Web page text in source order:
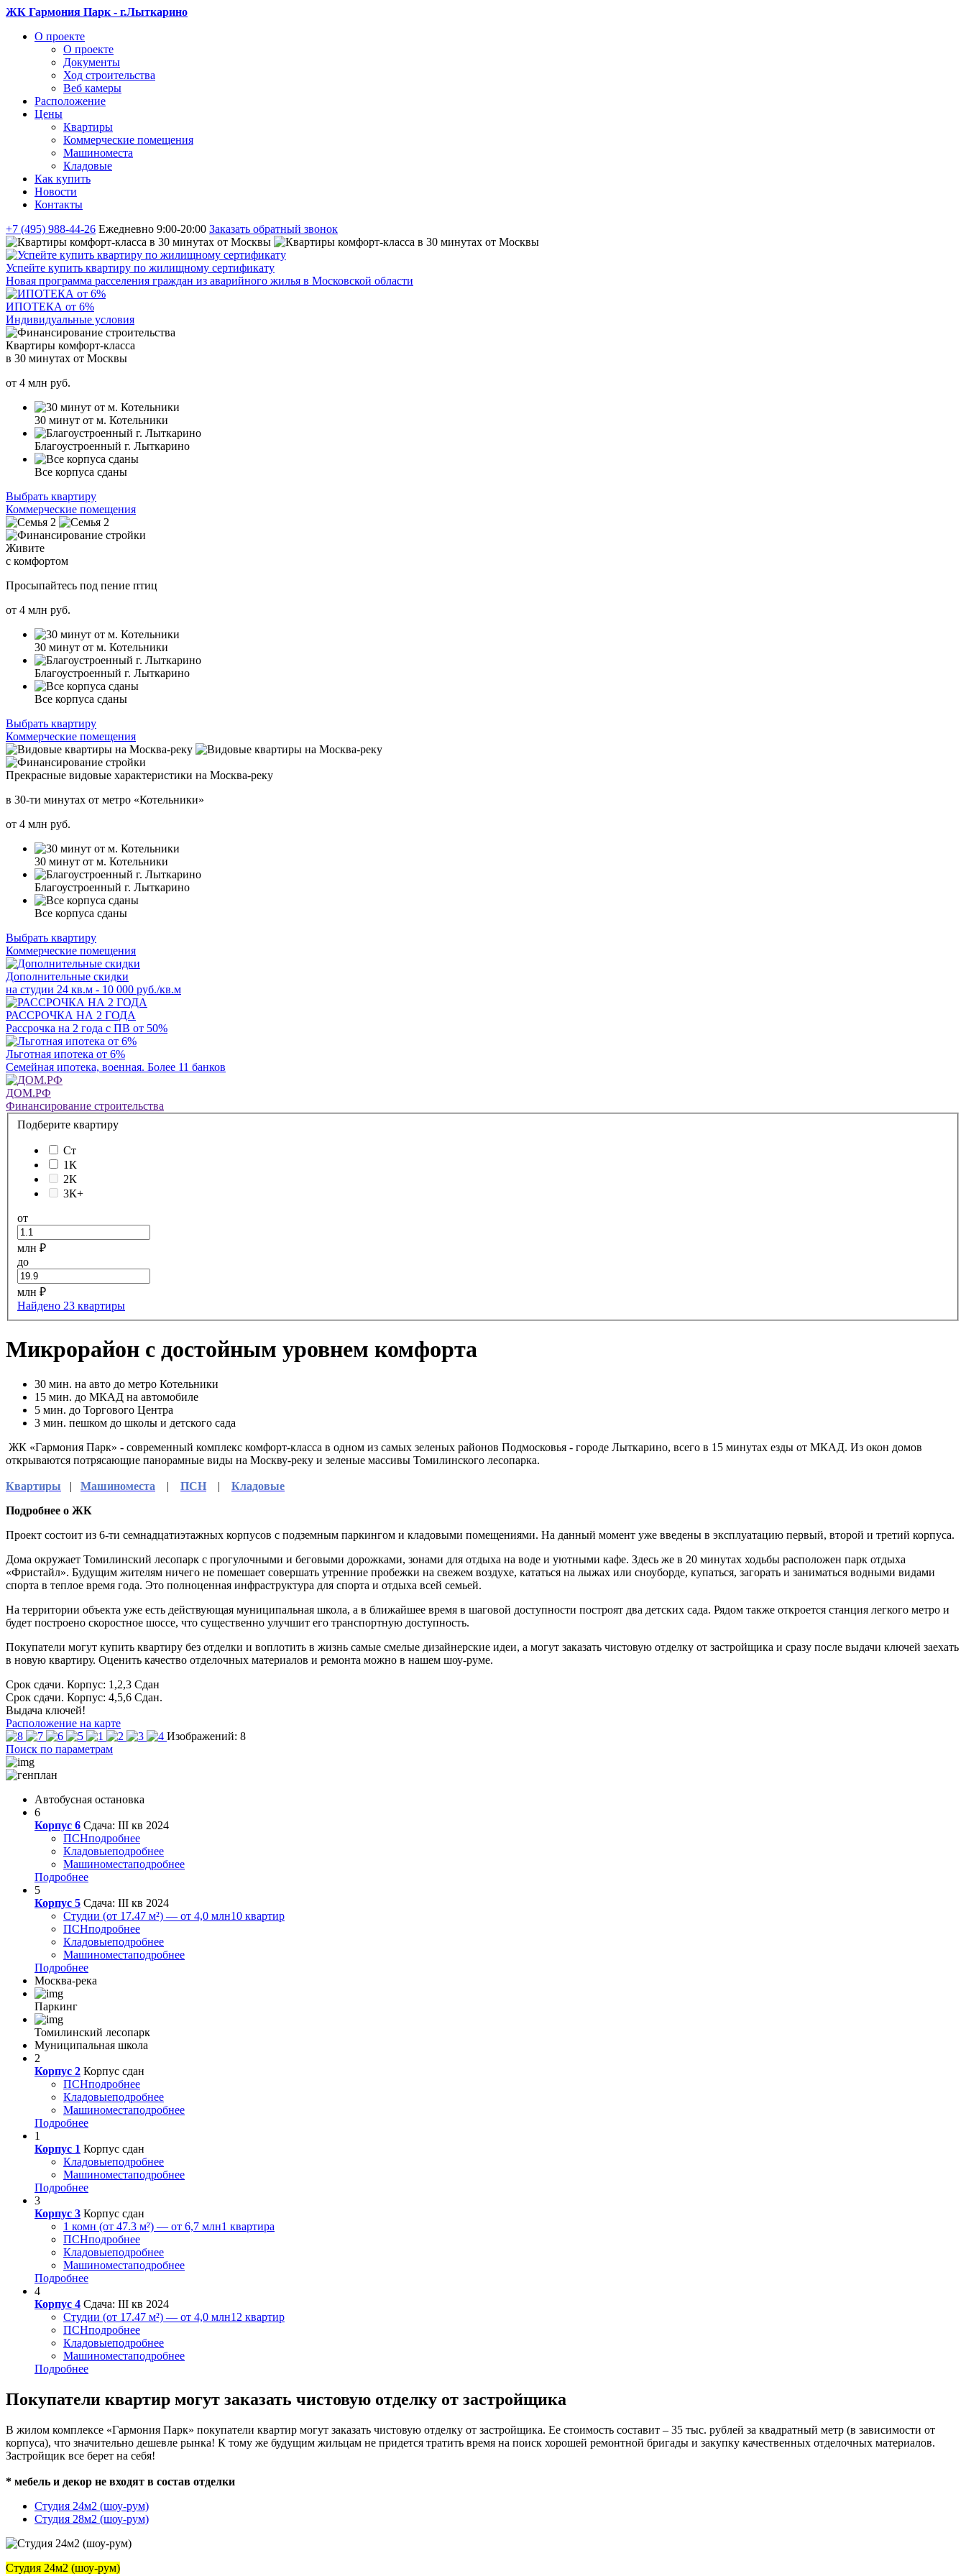
ЖК Гармония Парк - г.Лыткарино
О проекте
О проекте
Документы
Ход строительства
Веб камеры
Расположение
Цены
Квартиры
Коммерческие помещения
Машиноместа
Кладовые
Как купить
Новости
Контакты
+7 (495) 988-44-26 Ежедневно 9:00-20:00 Заказать обратный звонок
Успейте купить квартиру по жилищному сертификату
Новая программа расселения граждан из аварийного жилья в Московской области
ИПОТЕКА от 6%
Индивидуальные условия
Квартиры комфорт-класса
в 30 минутах от Москвы
от 4 млн руб.
30 минут от м. Котельники
Благоустроенный г. Лыткарино
Все корпуса сданы
Выбрать квартиру
Коммерческие помещения
Живите
с комфортом
Просыпайтесь под пение птиц
от 4 млн руб.
30 минут от м. Котельники
Благоустроенный г. Лыткарино
Все корпуса сданы
Выбрать квартиру
Коммерческие помещения
Прекрасные видовые характеристики на Москва-реку
в 30-ти минутах от метро «Котельники»
от 4 млн руб.
30 минут от м. Котельники
Благоустроенный г. Лыткарино
Все корпуса сданы
Выбрать квартиру
Коммерческие помещения
Дополнительные скидки
на студии 24 кв.м - 10 000 руб./кв.м
РАССРОЧКА НА 2 ГОДА
Рассрочка на 2 года с ПВ от 50%
Льготная ипотека от 6%
Семейная ипотека, военная. Более 11 банков
ДОМ.РФ
Финансирование строительства
Подберите квартиру
Ст
1К
2К
3К+
от
млн ₽
до
млн ₽
Найдено 23 квартиры
Микрорайон с достойным уровнем комфорта
30 мин. на авто до метро Котельники
15 мин. до МКАД на автомобиле
5 мин. до Торгового Центра
3 мин. пешком до школы и детского сада
ЖК «Гармония Парк» - современный комплекс комфорт-класса в одном из самых зеленых районов Подмосковья - городе Лыткарино, всего в 15 минутах езды от МКАД. Из окон домов
открываются потрясающие панорамные виды на Москву-реку и зеленые массивы Томилинского лесопарка.
Квартиры Машиноместа ПСН
Кладовые
Подробнее о ЖК
Проект состоит из 6-ти семнадцатиэтажных корпусов с подземным паркингом и кладовыми помещениями. На данный момент уже введены в эксплуатацию первый, второй и третий корпуса.
Дома окружает Томилинский лесопарк с прогулочными и беговыми дорожками, зонами для отдыха на воде и уютными кафе. Здесь же в 20 минутах ходьбы расположен парк отдыха
«Фристайл». Будущим жителям ничего не помешает совершать утренние пробежки на свежем воздухе, кататься на лыжах или сноуборде, купаться, загорать и заниматься водными видами
спорта в теплое время года. Это полноценная инфраструктура для спорта и отдыха всей семьей.
На территории объекта уже есть действующая муниципальная школа, а в ближайшее время в шаговой доступности построят два детских сада. Рядом также откроется станция легкого метро и
будет построено скоростное шоссе, что существенно улучшит его транспортную доступность.
Покупатели могут купить квартиру без отделки и воплотить в жизнь самые смелые дизайнерские идеи, а могут заказать чистовую отделку от застройщика и сразу после выдачи ключей заехать
в новую квартиру. Оценить качество отделочных материалов и ремонта можно в нашем шоу-руме.
Срок сдачи. Корпус: 1,2,3 Сдан
Срок сдачи. Корпус: 4,5,6 Сдан.
Выдача ключей!
Расположение на карте
Изображений: 8
Поиск по параметрам
Автобусная остановка
6
Корпус 6 Сдача: III кв 2024
ПСНподробнее
Кладовыеподробнее
Машиноместаподробнее
Подробнее
5
Корпус 5 Сдача: III кв 2024
Студии (от 17.47 м²) — от 4,0 млн10 квартир
ПСНподробнее
Кладовыеподробнее
Машиноместаподробнее
Подробнее
Москва-река
Паркинг
Томилинский лесопарк
Муниципальная школа
2
Корпус 2 Корпус сдан
ПСНподробнее
Кладовыеподробнее
Машиноместаподробнее
Подробнее
1
Корпус 1 Корпус сдан
Кладовыеподробнее
Машиноместаподробнее
Подробнее
3
Корпус 3 Корпус сдан
1 комн (от 47.3 м²) — от 6,7 млн1 квартира
ПСНподробнее
Кладовыеподробнее
Машиноместаподробнее
Подробнее
4
Корпус 4 Сдача: III кв 2024
Студии (от 17.47 м²) — от 4,0 млн12 квартир
ПСНподробнее
Кладовыеподробнее
Машиноместаподробнее
Подробнее
Покупатели квартир могут заказать чистовую отделку от застройщика
В жилом комплексе «Гармония Парк» покупатели квартир могут заказать чистовую отделку от застройщика. Ее стоимость составит – 35 тыс. рублей за квадратный метр (в зависимости от
корпуса), что значительно дешевле рынка! К тому же будущим жильцам не придется тратить время на поиск хорошей ремонтной бригады и закупку качественных отделочных материалов.
Застройщик все берет на себя!
* мебель и декор не входят в состав отделки
Студия 24м2 (шоу-рум)
Студия 28м2 (шоу-рум)
Студия 24м2 (шоу-рум)